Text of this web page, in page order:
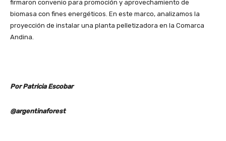
firmaron convenio para promoción y aprovechamiento de
biomasa con fines energéticos. En este marco, analizamos la
proyección de instalar una planta pelletizadora en la Comarca
Andina.
Por Patricia Escobar
@argentinaforest